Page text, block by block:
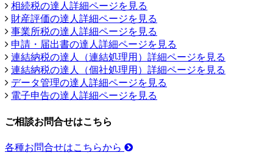
相続税の達人詳細ページを見る
財産評価の達人詳細ページを見る
事業所税の達人詳細ページを見る
申請・届出書の達人詳細ページを見る
連結納税の達人（連結処理用）詳細ページを見る
連結納税の達人（個社処理用）詳細ページを見る
データ管理の達人詳細ページを見る
電子申告の達人詳細ページを見る
ご相談お問合せはこちら
各種お問合せはこちらから